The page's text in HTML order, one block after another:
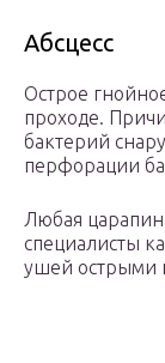
Абсцесс
Острое
проходе.
бактерий
перфорации
Любая
специалисты
ушей острыми